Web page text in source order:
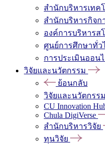
สำนักบริหารเทค
สำนักบริหารกิจก
องค์การบริหารส
ศูนย์การศึกษาทั่ว
การประเมินออน
วิจัยและนวัตกรรม
ย้อนกลับ
วิจัยและนวัตกรรม
CU Innovation
Chula DigiVerse
สำนักบริหารวิจัย
ทุนวิจัย